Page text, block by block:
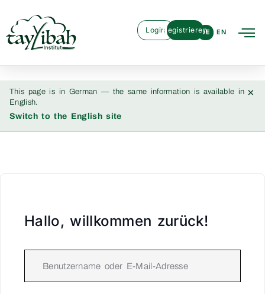
DE EN
LoginRegistrieren
This page is in German — the same information is available in
English.
Switch to the English site
×
Hallo, willkommen zurück!